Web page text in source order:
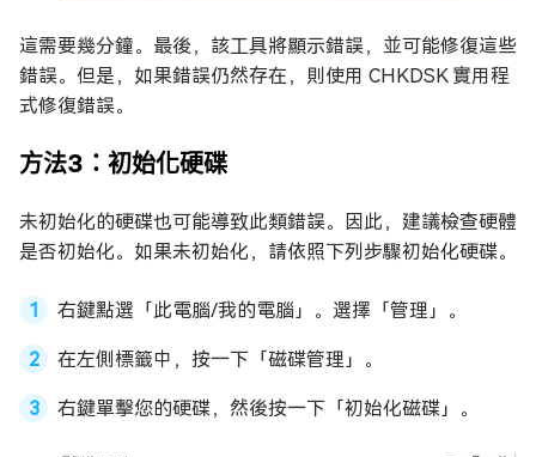
這需要幾分鐘。最後，該工具將顯示錯誤，並可能修復這些
錯誤。但是，如果錯誤仍然存在，則使用 CHKDSK 實用程
式修復錯誤。
方法3：初始化硬碟
未初始化的硬碟也可能導致此類錯誤。因此，建議檢查硬體
是否初始化。如果未初始化，請依照下列步驟初始化硬碟。
右鍵點選「此電腦/我的電腦」。選擇「管理」。
在左側標籤中，按一下「磁碟管理」。
右鍵單擊您的硬碟，然後按一下「初始化磁碟」。